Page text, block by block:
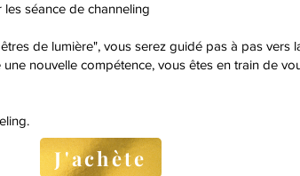
séance de channeling
de lumière", vous serez guidé pas à pas vers
nouvelle compétence, vous êtes en train de
J'achète